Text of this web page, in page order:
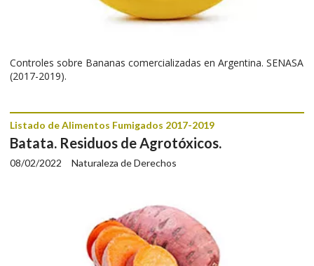
Controles sobre Bananas comercializadas en Argentina. SENASA
(2017-2019).
Batata. Residuos de Agrotóxicos.
Naturaleza de Derechos
Listado de Alimentos Fumigados 2017-2019
08/02/2022